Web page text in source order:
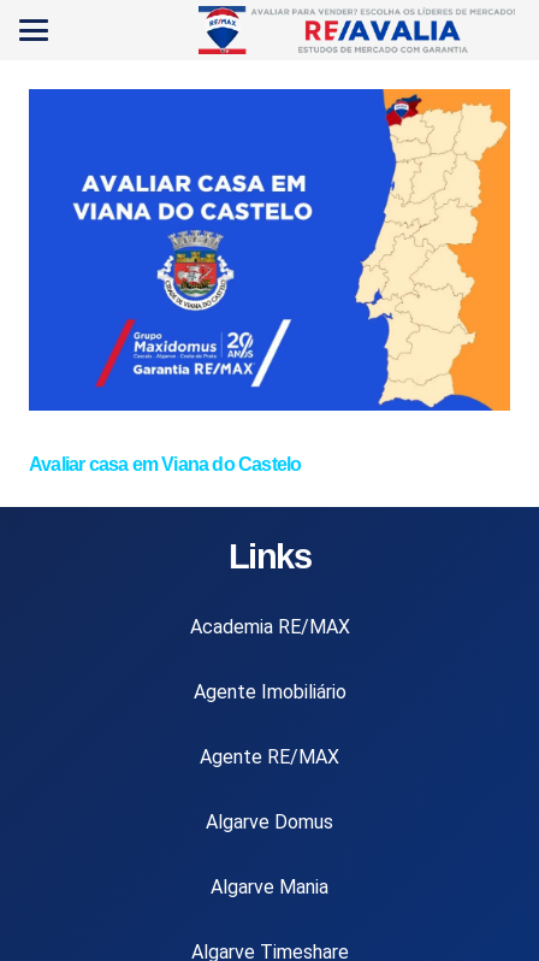
Avaliar casa em Viana do Castelo
Links
Academia RE/MAX
Agente Imobiliário
Agente RE/MAX
Algarve Domus
Algarve Mania
Algarve Timeshare